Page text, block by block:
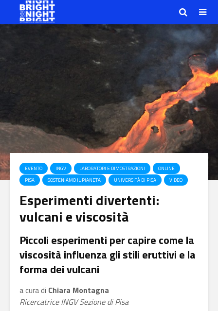
EVENTO INGV LABORATORI E DIMOSTRAZIONI
ONLINE
PISA
SOSTENIAMO IL PIANETA UNIVERSITÀ DI PISA VIDEO
Esperimenti divertenti:
vulcani e viscosità
Piccoli esperimenti per capire come la
viscosità influenza gli stili eruttivi e la
forma dei vulcani
a cura di Chiara Montagna
Ricercatrice INGV Sezione di Pisa